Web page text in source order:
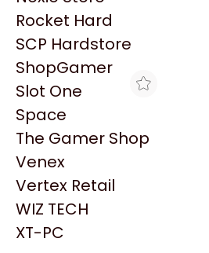
Palit
Philips
PowerColor
Razer
Redragon
Samsung
Sandisk
Sapphire
Seagate
Sentey
Solarmax
Rocket Hard
SCP Hardstore
ShopGamer
Slot One
Space
The Gamer Shop
Venex
Vertex Retail
WIZ TECH
XT-PC
Similares
Explorá más productos
SHOPGAMER
PROCESADOR CORE I7-
1700
$897.515